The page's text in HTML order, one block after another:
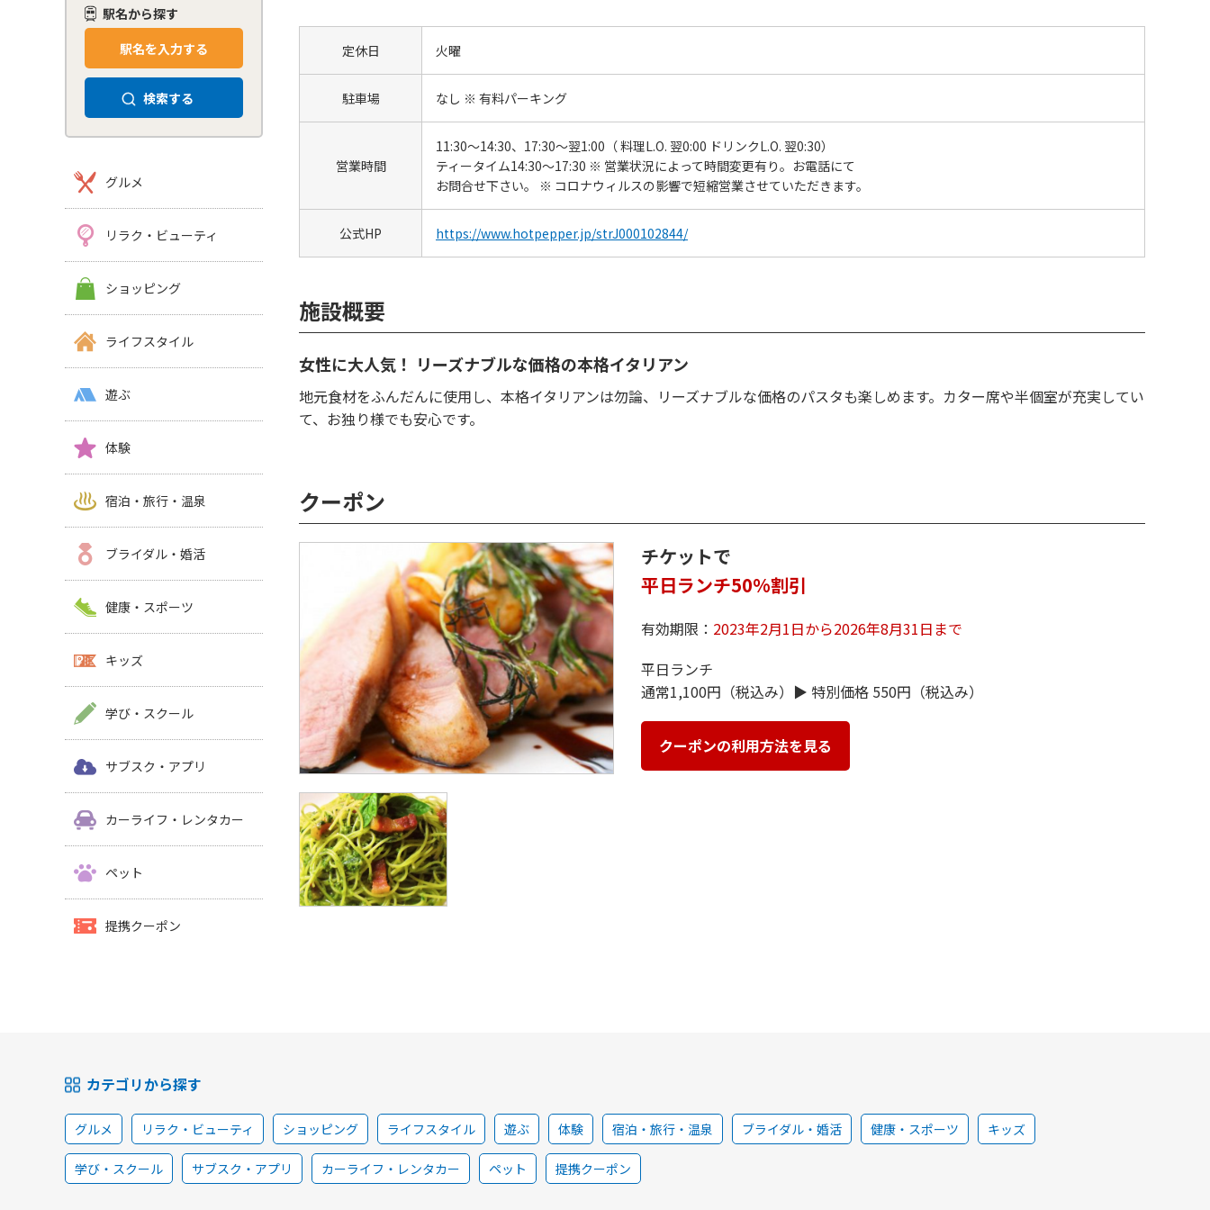
駅名から探す
駅名を入力する
検索する
グルメ
リラク・ビューティ
ショッピング
ライフスタイル
遊ぶ
体験
宿泊・旅行・温泉
ブライダル・婚活
健康・スポーツ
キッズ
学び・スクール
サブスク・アプリ
カーライフ・レンタカー
ペット
提携クーポン
定休日 火曜
駐車場 なし ※ 有料パーキング
営業時間
11:30～14:30、17:30～翌1:00（ 料理L.O. 翌0:00 ドリンクL.O. 翌0:30）
ティータイム14:30～17:30 ※ 営業状況によって時間変更有り。お電話にて
お問合せ下さい。 ※ コロナウィルスの影響で短縮営業させていただきます。
公式HP https://www.hotpepper.jp/strJ000102844/
施設概要
女性に大人気！ リーズナブルな価格の本格イタリアン
地元食材をふんだんに使用し、本格イタリアンは勿論、リーズナブルな価格のパスタも楽しめます。カター席や半個室が充実してい
て、お独り様でも安心です。
クーポン
チケットで
平日ランチ50%割引
有効期限： 2023年2月1日から2026年8月31日まで
平日ランチ
通常1,100円（税込み）▶ 特別価格 550円（税込み）
クーポンの利用方法を見る
カテゴリから探す
グルメ リラク・ビューティ ショッピング ライフスタイル 遊ぶ 体験 宿泊・旅行・温泉 ブライダル・婚活 健康・スポーツ キッズ
学び・スクール サブスク・アプリ カーライフ・レンタカー ペット 提携クーポン